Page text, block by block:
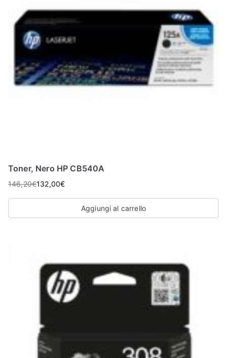
Toner, Nero HP CB540A
146,20€132,00€
Aggiungi al carrello